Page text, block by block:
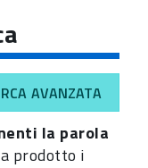
AVANZATA
la parola
prodotto i